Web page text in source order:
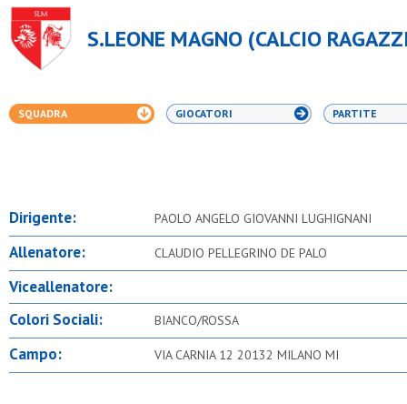
S.LEONE MAGNO (CALCIO
SQUADRA GIOCATORI PARTITE
Dirigente: PAOLO ANGELO GIOVANNI LUGHIGNANI
Allenatore: CLAUDIO PELLEGRINO DE PALO
Viceallenatore:
Colori Sociali:
BIANCO/ROSSA
Campo: VIA CARNIA 12 20132 MILANO MI